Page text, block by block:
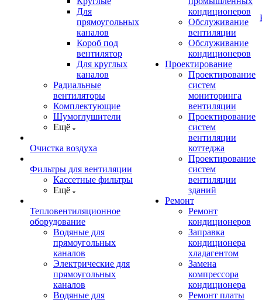
Для
прямоугольных
каналов
Короб под
вентилятор
Для круглых
каналов
Радиальные
вентиляторы
Комплектующие
Шумоглушители
Ещё
Очистка воздуха
Фильтры для вентиляции
Кассетные фильтры
Ещё
Тепловентиляционное
оборудование
Водяные для
прямоугольных
каналов
Электрические для
прямоугольных
каналов
Водяные для
кондиционеров
Обслуживание
вентиляции
Обслуживание
кондиционеров
Проектирование
Проектирование
систем
мониторинга
вентиляции
Проектирование
систем
вентиляции
коттеджа
Проектирование
систем
вентиляции
зданий
Ремонт
Ремонт
кондиционеров
Заправка
кондиционера
хладагентом
Замена
компрессора
кондиционера
Ремонт платы